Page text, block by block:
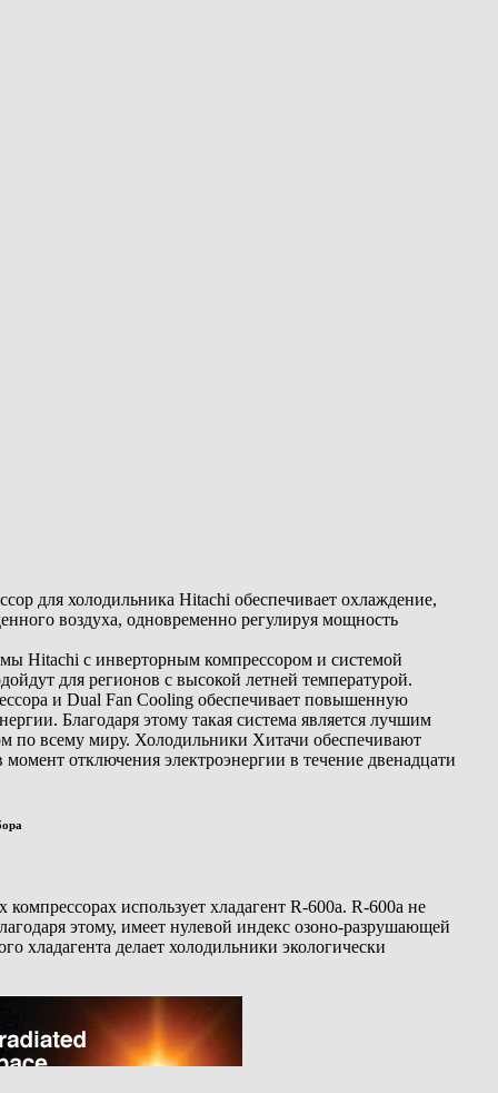
для холодильника Hitachi обеспечивает охлаждение,
воздуха, одновременно регулируя мощность
Hitachi с инверторным компрессором и системой
для регионов с высокой летней температурой.
и Dual Fan Cooling обеспечивает повышенную
Благодаря этому такая система является лучшим
по всему миру. Холодильники Хитачи обеспечивают
момент отключения электроэнергии в течение двенадцати
использует хладагент R-600a. R-600a не
этому, имеет нулевой индекс озоно-разрушающей
хладагента делает холодильники экологически